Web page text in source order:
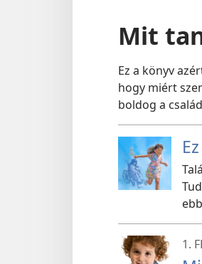
Mit
Ez a könyv
hogy miért
boldog a
1.